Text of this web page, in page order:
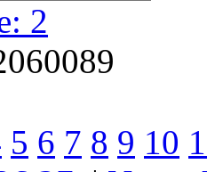
2
5 6 7 8 9 10